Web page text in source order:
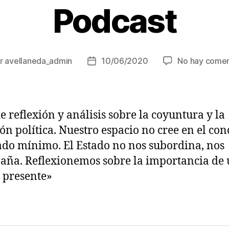
Podcast
avellaneda_admin
Fecha10/06/2020 No hay
reflexión y análisis sobre la coyuntura y la
política. Nuestro espacio no cree en el
mínimo. El Estado no nos subordina, nos
Reflexionemos sobre la importancia de
presente»